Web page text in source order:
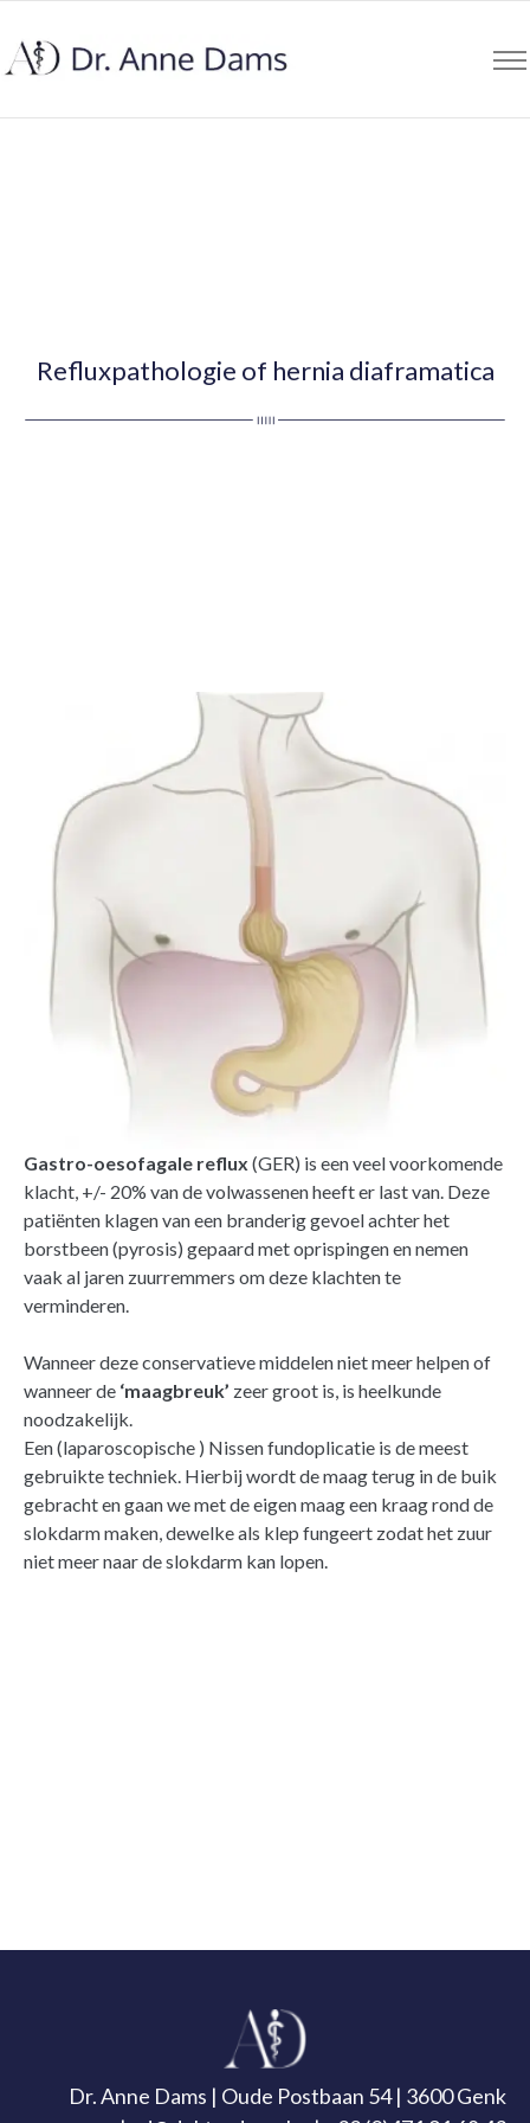
Refluxpathologie of hernia diaframatica
Gastro-oesofagale reflux (GER) is een veel voorkomende
klacht, +/- 20% van de volwassenen heeft er last van. Deze
patiënten klagen van een branderig gevoel achter het
borstbeen (pyrosis) gepaard met oprispingen en nemen
vaak al jaren zuurremmers om deze klachten te
verminderen.
Wanneer deze conservatieve middelen niet meer helpen of
wanneer de ‘maagbreuk’ zeer groot is, is heelkunde
noodzakelijk.
Een (laparoscopische ) Nissen fundoplicatie is de meest
gebruikte techniek. Hierbij wordt de maag terug in de buik
gebracht en gaan we met de eigen maag een kraag rond de
slokdarm maken, dewelke als klep fungeert zodat het zuur
niet meer naar de slokdarm kan lopen.
Dr. Anne Dams | Oude Postbaan 54 | 3600 Genk